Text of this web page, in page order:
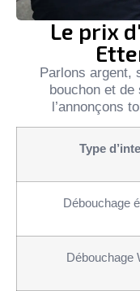
Le prix
Parlons argent,
bouchon et
l’annonçons
Type
Débouchage
Débouchage